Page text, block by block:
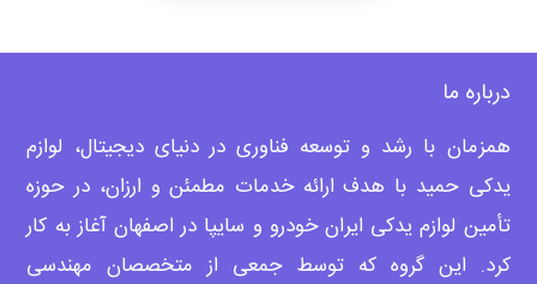
درباره ما
همزمان با رشد و توسعه فناوری در دنیای دیجیتال، لوازم
یدکی حمید با هدف ارائه خدمات مطمئن و ارزان، ­در حوزه
تأمین لوازم یدکی ایران خودرو و سایپا در اصفهان آغاز به کار
کرد. این گروه که توسط جمعی از متخصصان مهندسی